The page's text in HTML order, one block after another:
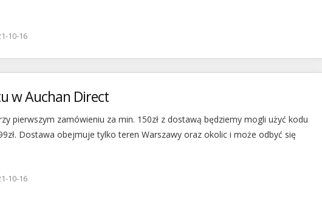
10-16
w Auchan Direct
pierwszym zamówieniu za min. 150zł z dostawą będziemy mogli użyć kodu
Dostawa obejmuje tylko teren Warszawy oraz okolic i może odbyć się
10-16